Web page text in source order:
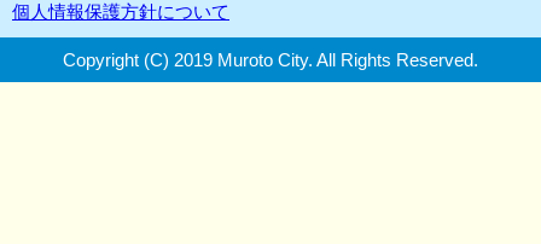
個人情報保護方針について
Copyright (C) 2019 Muroto City. All Rights Reserved.